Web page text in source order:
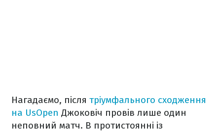
Нагадаємо, після тріумфального сходження
на UsOpen Джоковіч провів лише один
неповний матч. В протистоянні із